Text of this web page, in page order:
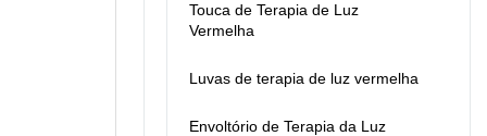
matérias-primas,
garantia de um ano
causado por nós.
Touca de Terapia de Luz
Vermelha
Luvas de terapia de luz vermelha
Envoltório de Terapia da Luz